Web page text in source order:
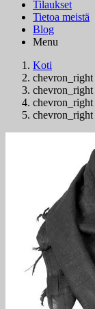
Tilaukset
Tietoa meistä
Blog
Menu
Koti
chevron_right
chevron_right
chevron_right
chevron_right